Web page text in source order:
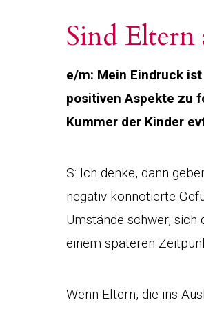
Sind Eltern
e/m: Mein Eindruck
positiven Aspekte zu
Kummer der Kinder
S: Ich denke, dann
negativ konnotierte
Umstände schwer,
einem späteren
Wenn Eltern, die ins